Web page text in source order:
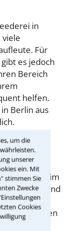
um die
unserer
ein. Mit
stimmen Sie
Zwecke
Cookies
in
Für
es jedoch
Bereich
helfen.
Berlin aus
Mandanten im
und
Schmidt